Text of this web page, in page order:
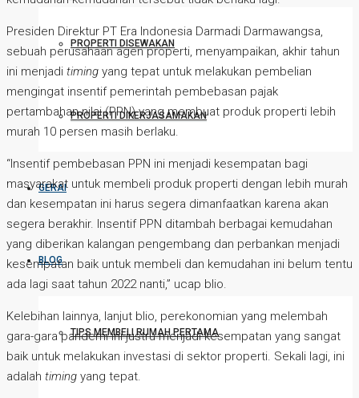
PROPERTI DISEWAKAN
PROPERTI DIKERJASAMAKAN
GERAI
BLOG
TIPS MEMBELI RUMAH PERTAMA
Presiden Direktur PT Era Indonesia Darmadi Darmawangsa,
sebuah perusahaan agen properti, menyampaikan, akhir tahun
ini menjadi timing yang tepat untuk melakukan pembelian
mengingat insentif pemerintah pembebasan pajak
pertambahan nilai (PPN) yang membuat produk properti lebih
murah 10 persen masih berlaku.
“Insentif pembebasan PPN ini menjadi kesempatan bagi
masyarakat untuk membeli produk properti dengan lebih murah
dan kesempatan ini harus segera dimanfaatkan karena akan
segera berakhir. Insentif PPN ditambah berbagai kemudahan
yang diberikan kalangan pengembang dan perbankan menjadi
kesempatan baik untuk membeli dan kemudahan ini belum tentu
ada lagi saat tahun 2022 nanti,” ucap blio.
Kelebihan lainnya, lanjut blio, perekonomian yang melembah
gara-gara pandemi ini justru menjadi kesempatan yang sangat
baik untuk melakukan investasi di sektor properti. Sekali lagi, ini
adalah timing yang tepat.